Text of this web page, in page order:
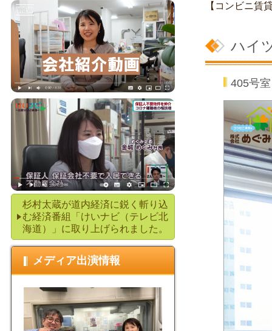
【コンビニ賃
ハイ
405号
杉村太蔵が道内経済に鋭く斬り込
む経済番組「けいナビ（テレビ北
海道）」に取り上げられました。
メディア出演情報